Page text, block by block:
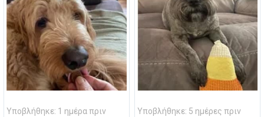
Υποβλήθηκε: 1 ημέρα πριν
Υποβλήθηκε: 5 ημέρες πριν